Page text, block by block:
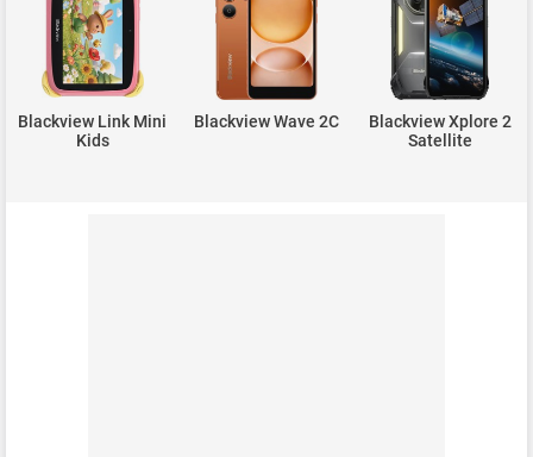
Blackview Link Mini
Kids
Blackview Wave 2C
Blackview Xplore 2
Satellite